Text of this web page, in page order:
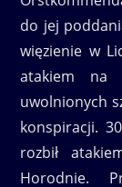
do jej
więzienie w
atakiem na
uwolnionych
konspiracji.
rozbił
Horodnie.